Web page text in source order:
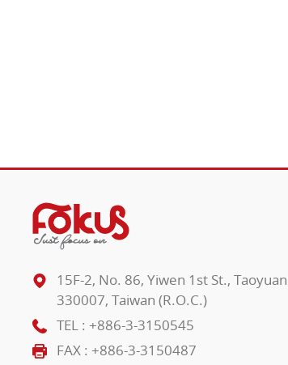
15F-2, No. 86, Yiwen 1st St.,
330007, Taiwan (R.O.C.)
TEL : +886-3-3150545
FAX : +886-3-3150487